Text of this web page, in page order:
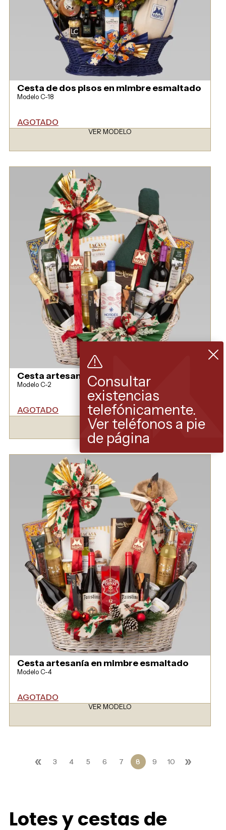
Cesta de dos pisos en mimbre esmaltado
Modelo C-18
AGOTADO
VER MODELO
Cesta artesanía en mimbre esmaltado
Modelo C-2
AGOTADO
VER MODELO
Cesta artesanía en mimbre esmaltado
Modelo C-4
AGOTADO
VER MODELO
« 3 4 5 6 7 8 9 10 »
Lotes y cestas de
Consultar
existencias
telefónicamente.
Ver teléfonos a pie
de página